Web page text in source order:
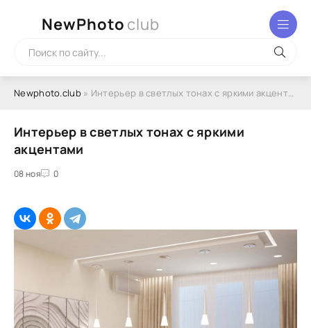
NewPhoto club
Newphoto.club» Интерьер в светлых тонах с яркими акцентами
Интерьер в светлых тонах с яркими
акцентами
08 ноя 0